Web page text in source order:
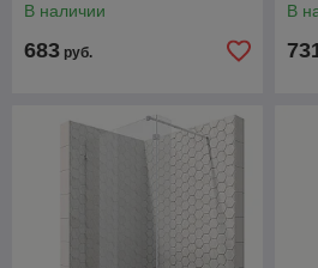
В наличии
683 руб.
В